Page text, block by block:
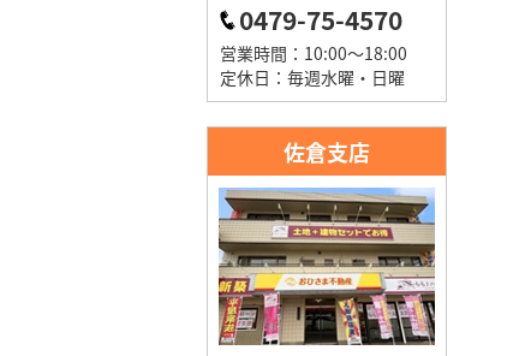
0479-75-4570
営業時間：10:00～18:00
定休日：毎週水曜・日曜
佐倉支店